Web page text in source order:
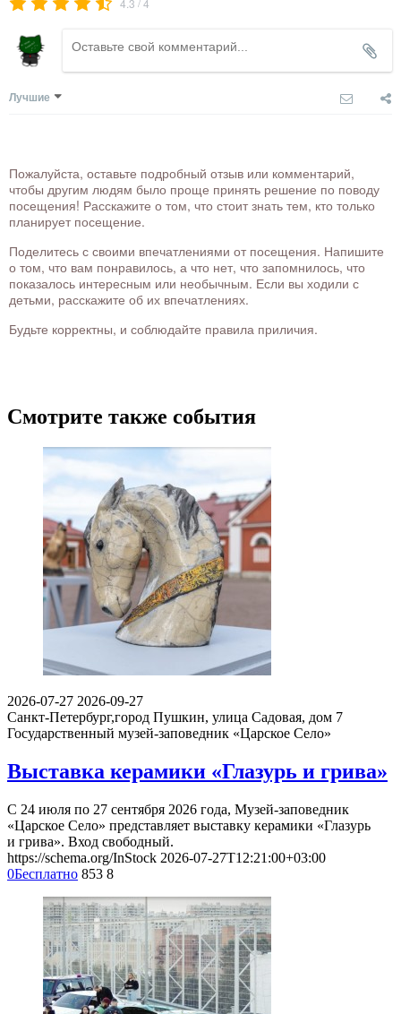
4.3 4
Лучшие
Пожалуйста, оставьте подробный отзыв или комментарий,
чтобы другим людям было проще принять решение по поводу
посещения! Расскажите о том, что стоит знать тем, кто только
планирует посещение.
Поделитесь с своими впечатлениями от посещения. Напишите
о том, что вам понравилось, а что нет, что запомнилось, что
показалось интересным или необычным. Если вы ходили с
детьми, расскажите об их впечатлениях.
Будьте корректны, и соблюдайте правила приличия.
Смотрите также события
2026-07-27 2026-09-27
Санкт-Петербург,город Пушкин, улица Садовая, дом 7
Государственный музей-заповедник «Царское Село»
Выставка керамики «Глазурь и грива»
С 24 июля по 27 сентября 2026 года, Музей-заповедник
«Царское Село» представляет выставку керамики «Глазурь
и грива». Вход свободный.
https://schema.org/InStock 2026-07-27T12:21:00+03:00
0Бесплатно 853 8